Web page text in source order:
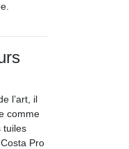
l’art, il
comme
tuiles
Pro